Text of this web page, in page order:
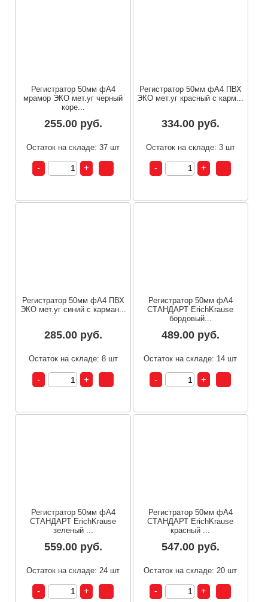
Регистратор 50мм фА4
мрамор ЭКО мет.уг черный
коре...
255.00 руб.
Остаток на складе: 37 шт
Регистратор 50мм фА4 ПВХ
ЭКО мет.уг красный с карм...
334.00 руб.
Остаток на складе: 3 шт
Регистратор 50мм фА4 ПВХ
ЭКО мет.уг синий с карман...
285.00 руб.
Остаток на складе: 8 шт
Регистратор 50мм фА4
СТАНДАРТ ErichKrause
бордовый...
489.00 руб.
Остаток на складе: 14 шт
Регистратор 50мм фА4
СТАНДАРТ ErichKrause
зеленый ...
559.00 руб.
Остаток на складе: 24 шт
Регистратор 50мм фА4
СТАНДАРТ ErichKrause
красный ...
547.00 руб.
Остаток на складе: 20 шт